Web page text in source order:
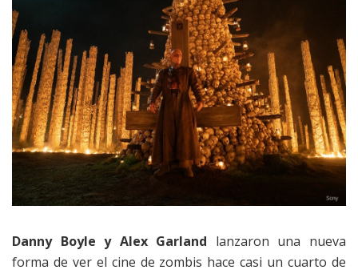
Danny Boyle y Alex Garland lanzaron una nueva
forma de ver el cine de zombis hace casi un cuarto de